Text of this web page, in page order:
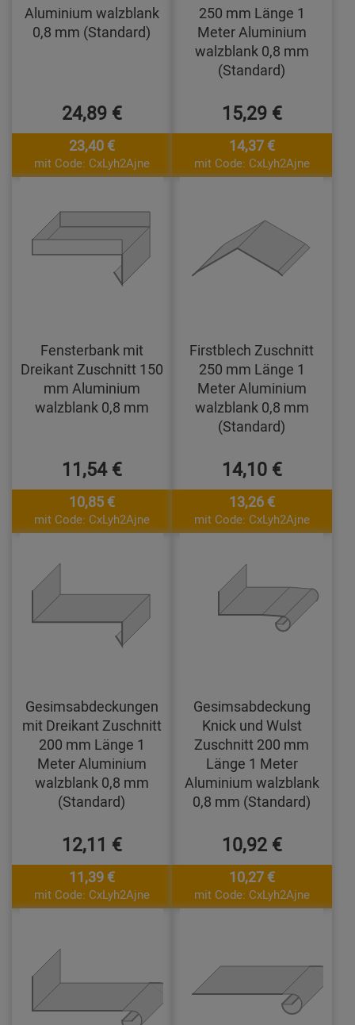
Aluminium walzblank
0,8 mm (Standard)
24,89 €
23,40 €
mit Code: CxLyh2Ajne
250 mm Länge 1
Meter Aluminium
walzblank 0,8 mm
(Standard)
15,29 €
14,37 €
mit Code: CxLyh2Ajne
Fensterbank mit
Dreikant Zuschnitt 150
mm Aluminium
walzblank 0,8 mm
11,54 €
10,85 €
mit Code: CxLyh2Ajne
Firstblech Zuschnitt
250 mm Länge 1
Meter Aluminium
walzblank 0,8 mm
(Standard)
14,10 €
13,26 €
mit Code: CxLyh2Ajne
Gesimsabdeckungen
mit Dreikant Zuschnitt
200 mm Länge 1
Meter Aluminium
walzblank 0,8 mm
(Standard)
12,11 €
11,39 €
mit Code: CxLyh2Ajne
Gesimsabdeckung
Knick und Wulst
Zuschnitt 200 mm
Länge 1 Meter
Aluminium walzblank
0,8 mm (Standard)
10,92 €
10,27 €
mit Code: CxLyh2Ajne